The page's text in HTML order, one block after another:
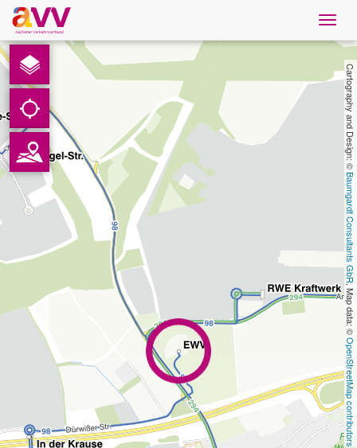
French
Téléchargements
Contact
Protection des données
Mentions légales
AVV
Cartography and Design: ©
Baumgardt Consultants GbR
, Map data: ©
OpenStreetMap contributors